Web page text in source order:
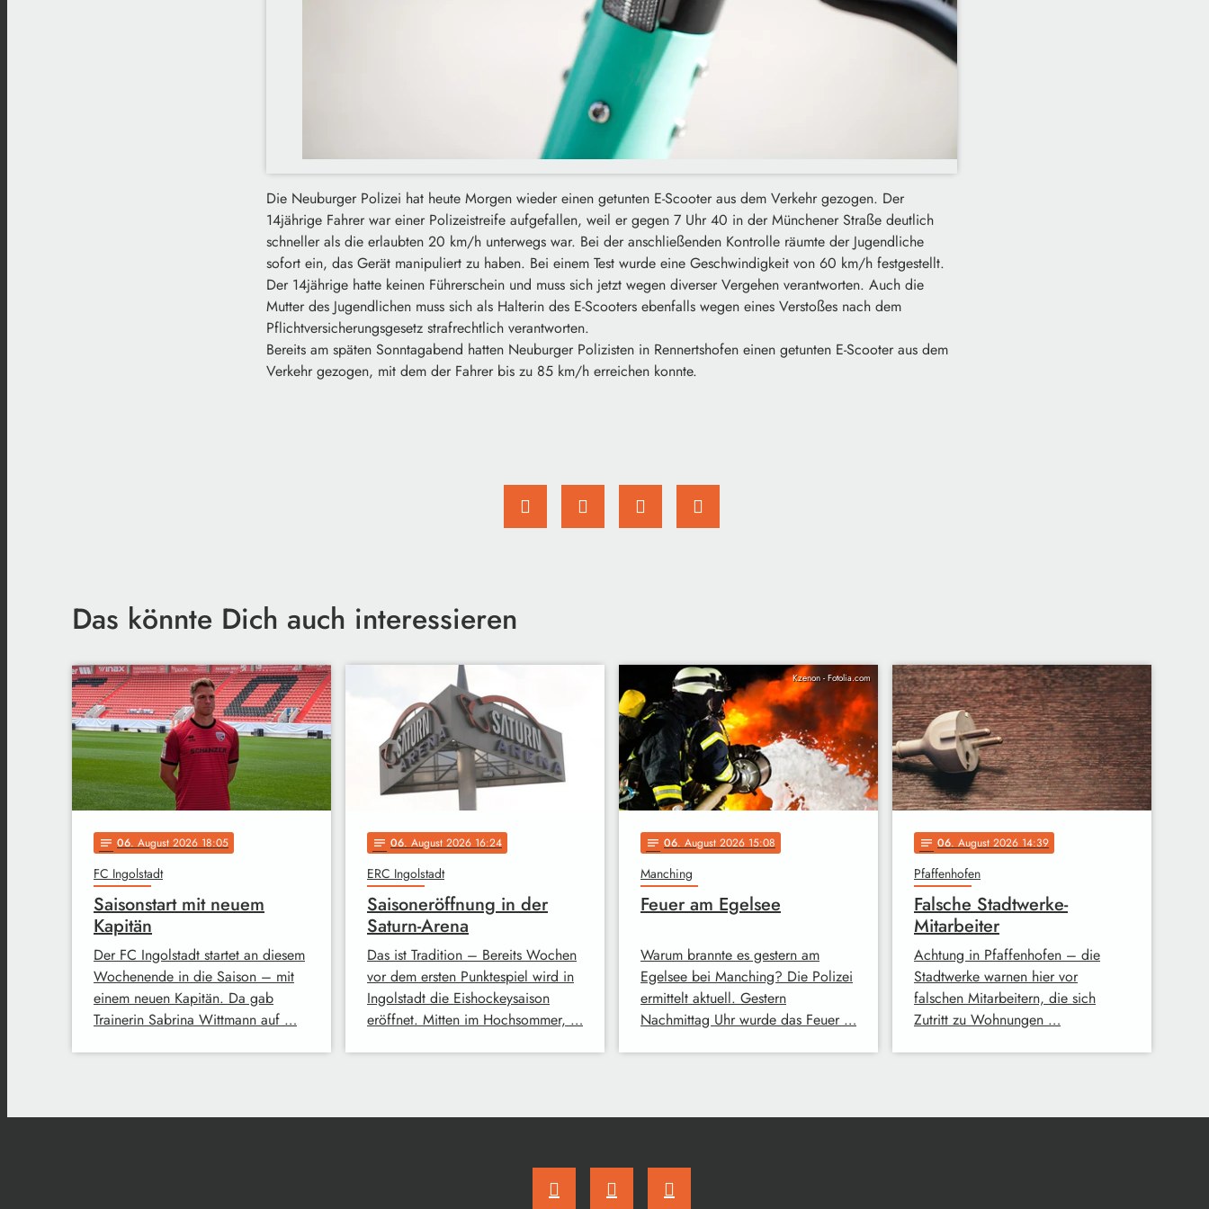
Die Neuburger Polizei hat heute Morgen wieder einen getunten E-Scooter aus dem Verkehr gezogen. Der
14jährige Fahrer war einer Polizeistreife aufgefallen, weil er gegen 7 Uhr 40 in der Münchener Straße deutlich
schneller als die erlaubten 20 km/h unterwegs war. Bei der anschließenden Kontrolle räumte der Jugendliche
sofort ein, das Gerät manipuliert zu haben. Bei einem Test wurde eine Geschwindigkeit von 60 km/h festgestellt.
Der 14jährige hatte keinen Führerschein und muss sich jetzt wegen diverser Vergehen verantworten. Auch die
Mutter des Jugendlichen muss sich als Halterin des E-Scooters ebenfalls wegen eines Verstoßes nach dem
Pflichtversicherungsgesetz strafrechtlich verantworten.
Bereits am späten Sonntagabend hatten Neuburger Polizisten in Rennertshofen einen getunten E-Scooter aus dem
Verkehr gezogen, mit dem der Fahrer bis zu 85 km/h erreichen konnte.
Das könnte Dich auch interessieren
notes 06. August 2026 18:05
FC Ingolstadt
Saisonstart mit neuem
Kapitän
Der FC Ingolstadt startet an diesem
Wochenende in die Saison – mit
einem neuen Kapitän. Da gab
Trainerin Sabrina Wittmann auf …
notes 06. August 2026 16:24
ERC Ingolstadt
Saisoneröffnung in der
Saturn-Arena
Das ist Tradition – Bereits Wochen
vor dem ersten Punktespiel wird in
Ingolstadt die Eishockeysaison
eröffnet. Mitten im Hochsommer, …
Kzenon - Fotolia.com
notes 06. August 2026 15:08
Manching
Feuer am Egelsee
Warum brannte es gestern am
Egelsee bei Manching? Die Polizei
ermittelt aktuell. Gestern
Nachmittag Uhr wurde das Feuer …
notes 06. August 2026 14:39
Pfaffenhofen
Falsche Stadtwerke-
Mitarbeiter
Achtung in Pfaffenhofen – die
Stadtwerke warnen hier vor
falschen Mitarbeitern, die sich
Zutritt zu Wohnungen …